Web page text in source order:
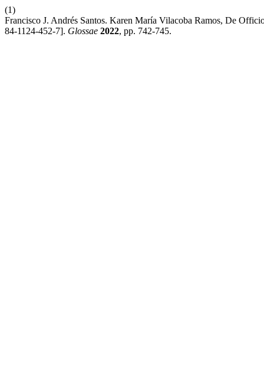
(1)
Francisco J. Andrés Santos. Karen María Vilacoba Ramos, De
84-1124-452-7]. Glossae 2022, pp. 742-745.